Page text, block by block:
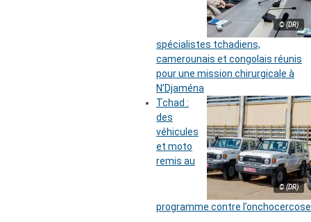
© (DR)
spécialistes tchadiens,
camerounais et congolais réunis
pour une mission chirurgicale à
N’Djaména
© (DR)
Tchad :
des
véhicules
et moto
remis au
programme contre l’onchocercose